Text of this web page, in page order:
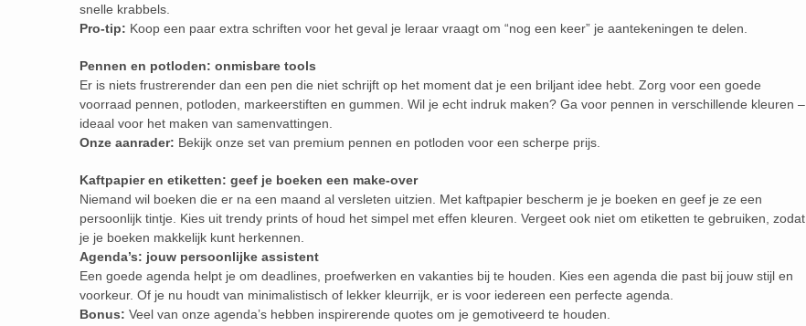
snelle krabbels.
Pro-tip: Koop een paar extra schriften voor het geval je leraar vraagt om “nog een keer” je aantekeningen te delen.
Pennen en potloden: onmisbare tools
Er is niets frustrerender dan een pen die niet schrijft op het moment dat je een briljant idee hebt. Zorg voor een goede
voorraad pennen, potloden, markeerstiften en gummen. Wil je echt indruk maken? Ga voor pennen in verschillende kleuren –
ideaal voor het maken van samenvattingen.
Onze aanrader: Bekijk onze set van premium pennen en potloden voor een scherpe prijs.
Kaftpapier en etiketten: geef je boeken een make-over
Niemand wil boeken die er na een maand al versleten uitzien. Met kaftpapier bescherm je je boeken en geef je ze een
persoonlijk tintje. Kies uit trendy prints of houd het simpel met effen kleuren. Vergeet ook niet om etiketten te gebruiken, zodat
je je boeken makkelijk kunt herkennen.
Agenda’s: jouw persoonlijke assistent
Een goede agenda helpt je om deadlines, proefwerken en vakanties bij te houden. Kies een agenda die past bij jouw stijl en
voorkeur. Of je nu houdt van minimalistisch of lekker kleurrijk, er is voor iedereen een perfecte agenda.
Bonus: Veel van onze agenda’s hebben inspirerende quotes om je gemotiveerd te houden.